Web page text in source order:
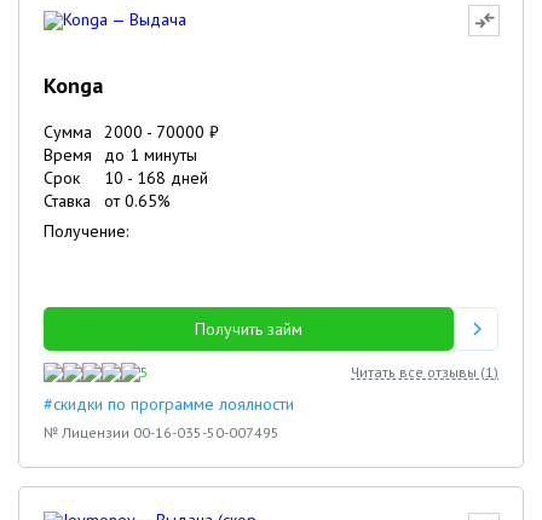
Konga
Сумма 2000 - 70000 ₽
Время
до 1 минуты
Срок
10 - 168 дней
Ставка
от0.65%
Получение:
Получить займ
5 Читать все отзывы (1)
#скидки по программе лоялности
№ Лицензии 00-16-035-50-007495